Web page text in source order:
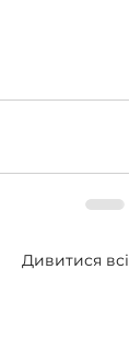
Дивитися всі